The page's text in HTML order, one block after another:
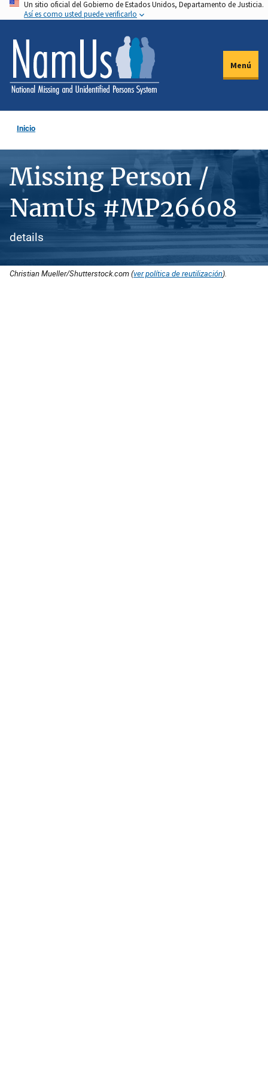
Pasar
al
contenido
principal
Un sitio oficial del Gobierno de Estados Unidos, Departamento de Justicia.
Así es como usted puede verificarlo
Menú
Inicio
Missing Person /
NamUs #MP26608
details
Christian Mueller/Shutterstock.com (ver política de reutilización).